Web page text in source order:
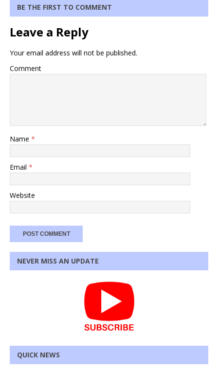
BE THE FIRST TO COMMENT
Leave a Reply
Your email address will not be published.
Comment
Name *
Email *
Website
NEVER MISS AN UPDATE
QUICK NEWS